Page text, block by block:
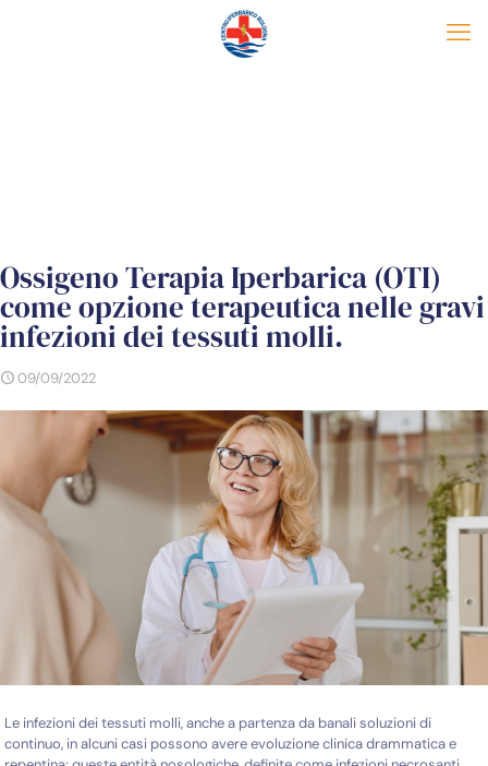
Ossigeno Terapia Iperbarica (OTI)
come opzione terapeutica nelle gravi
infezioni dei tessuti molli.
09/09/2022
Le infezioni dei tessuti molli, anche a partenza da banali soluzioni di
continuo, in alcuni casi possono avere evoluzione clinica drammatica e